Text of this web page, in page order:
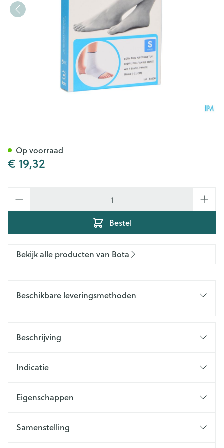
€ 19,32
Bestel
Op voorraad
Bekijk alle producten van Bota
Beschikbare leveringsmethoden
Beschrijving
Indicatie
Eigenschappen
Samenstelling